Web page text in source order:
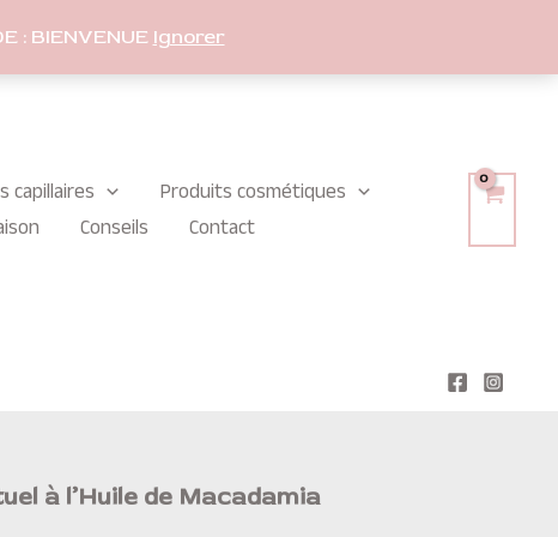
: BIENVENUE Ignorer
capillaires
Produits cosmétiques
Conseils Contact
à l’Huile de Macadamia